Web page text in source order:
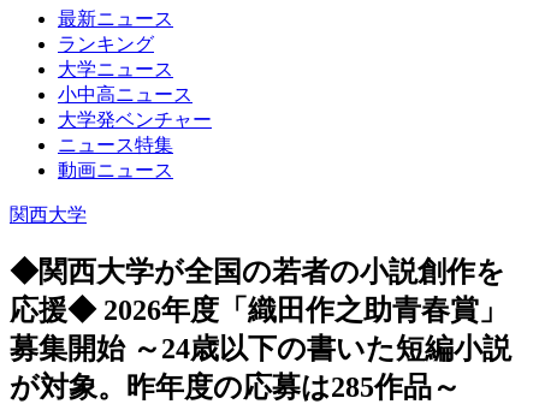
最新ニュース
ランキング
大学ニュース
小中高ニュース
大学発ベンチャー
ニュース特集
動画ニュース
関西大学
◆関西大学が全国の若者の小説創作を
応援◆ 2026年度「織田作之助青春賞」
募集開始 ～24歳以下の書いた短編小説
が対象。昨年度の応募は285作品～